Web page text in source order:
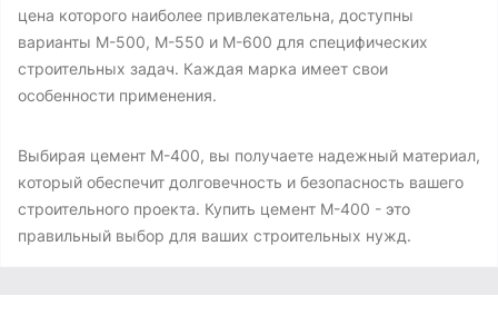
цена которого наиболее привлекательна, доступны
варианты М-500, М-550 и М-600 для специфических
строительных задач. Каждая марка имеет свои
особенности применения.
Выбирая цемент М-400, вы получаете надежный материал,
который обеспечит долговечность и безопасность вашего
строительного проекта. Купить цемент М-400 - это
правильный выбор для ваших строительных нужд.